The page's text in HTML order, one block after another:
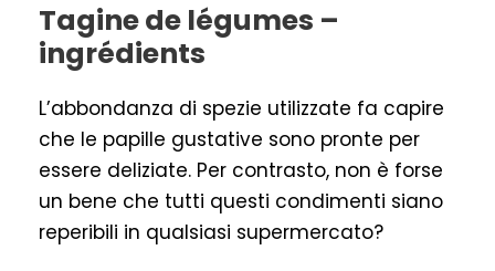
Tagine de légumes –
ingrédients
L’abbondanza di spezie utilizzate fa capire
che le papille gustative sono pronte per
essere deliziate. Per contrasto, non è forse
un bene che tutti questi condimenti siano
reperibili in qualsiasi supermercato?